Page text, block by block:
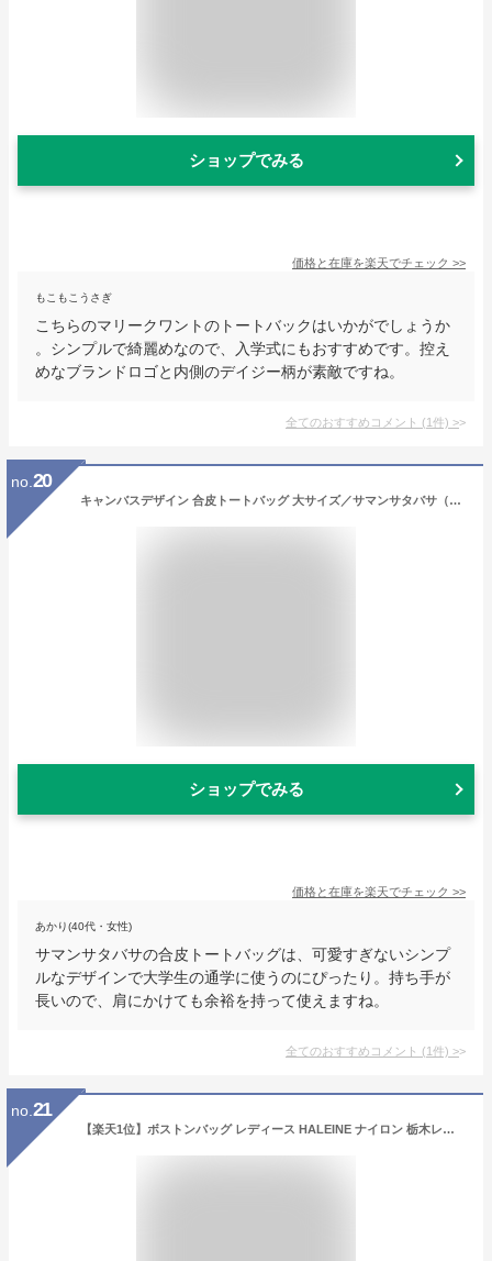
ショップでみる
価格と在庫を楽天でチェック >>
もこもこうさぎ
こちらのマリークワントのトートバックはいかがでしょうか
。シンプルで綺麗めなので、入学式にもおすすめです。控え
めなブランドロゴと内側のデイジー柄が素敵ですね。
全てのおすすめコメント (1件) >
no. 20
キャンバスデザイン 合皮トートバッグ 大サイズ／サマンサタバサ（Samantha Thavasa）
ショップでみる
価格と在庫を楽天でチェック >>
あかり(40代・女性)
サマンサタバサの合皮トートバッグは、可愛すぎないシンプ
ルなデザインで大学生の通学に使うのにぴったり。持ち手が
長いので、肩にかけても余裕を持って使えますね。
全てのおすすめコメント (1件) >
no. 21
【楽天1位】ボストンバッグ レディース HALEINE ナイロン 栃木レザー たつのレザー 軽い 軽量 ブラウン ネイビー ブラック A4 本革 スポーツバッグ ヌメ革 マザーズバッグ 一泊二日 日本製 旅行バッグ 修学旅行 トラベルバッグ 大容量 4FB (07000073r)